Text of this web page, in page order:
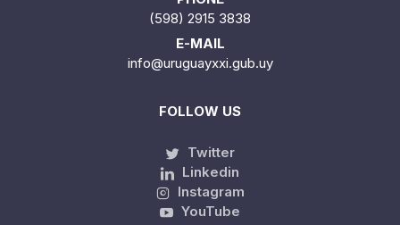
(598) 2915 3838
E-MAIL
info@uruguayxxi.gub.uy
FOLLOW US
Twitter
Linkedin
Instagram
YouTube